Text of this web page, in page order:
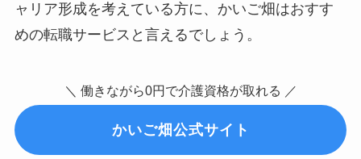
ャリア形成を考えている方に、かいご畑はおすす
めの転職サービスと言えるでしょう。
＼ 働きながら0円で介護資格が取れる ／
かいご畑公式サイト